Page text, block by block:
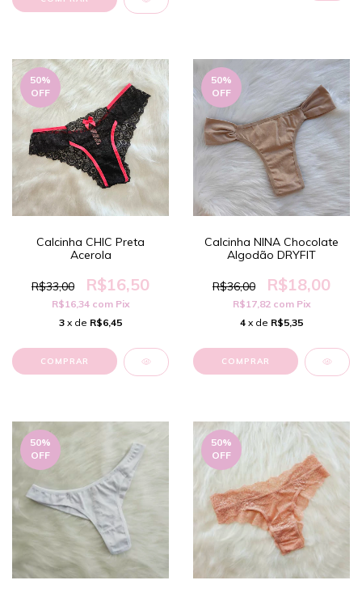
50%
OFF
Calcinha CHIC Preta
Acerola
R$33,00 R$16,50
R$16,34 com Pix
3 x de R$6,45
COMPRAR
50%
OFF
Calcinha NINA Chocolate
Algodão DRYFIT
R$36,00 R$18,00
R$17,82 com Pix
4 x de R$5,35
COMPRAR
50%
OFF
50%
OFF